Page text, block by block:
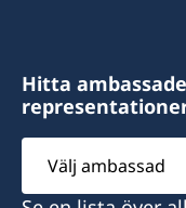
Hitta
Välj
ambassad